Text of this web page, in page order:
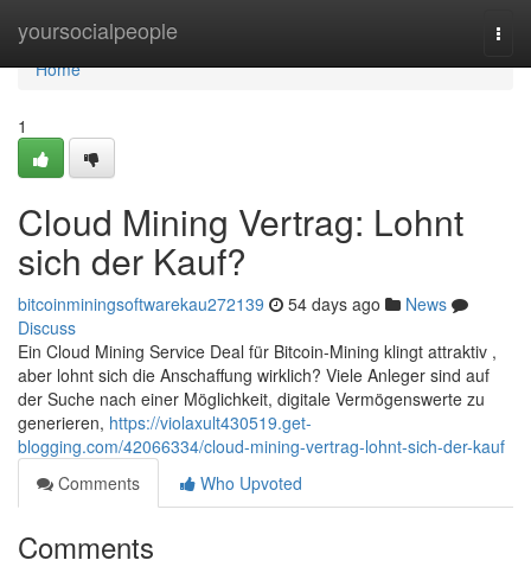
yoursocialpeople
Home
Home
1
Cloud Mining Vertrag: Lohnt
sich der Kauf?
bitcoinminingsoftwarekau272139 54 days ago
News
Discuss
Ein Cloud Mining Service Deal für Bitcoin-Mining klingt attraktiv ,
aber lohnt sich die Anschaffung wirklich? Viele Anleger sind auf
der Suche nach einer Möglichkeit, digitale Vermögenswerte zu
generieren, https://violaxult430519.get-
blogging.com/42066334/cloud-mining-vertrag-lohnt-sich-der-kauf
Comments
Who Upvoted
Comments